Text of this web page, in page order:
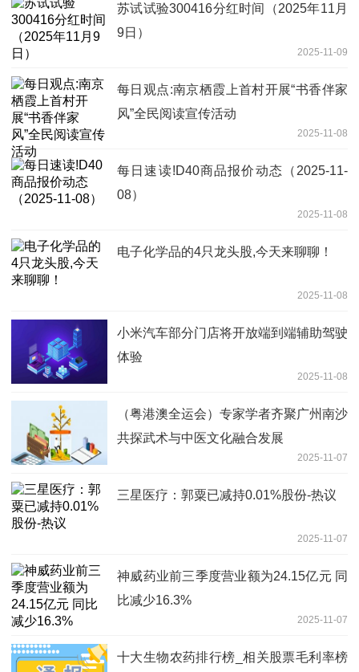
苏试试验300416分红时间（2025年11月
9日）
2025-11-09
每日观点:南京栖霞上首村开展“书香伴家
风”全民阅读宣传活动
2025-11-08
每日速读!D40商品报价动态（2025-11-
08）
2025-11-08
电子化学品的4只龙头股,今天来聊聊！
2025-11-08
小米汽车部分门店将开放端到端辅助驾驶
体验
2025-11-08
（粤港澳全运会）专家学者齐聚广州南沙
共探武术与中医文化融合发展
2025-11-07
三星医疗：郭粟已减持0.01%股份-热议
2025-11-07
神威药业前三季度营业额为24.15亿元 同
比减少16.3%
2025-11-07
十大生物农药排行榜_相关股票毛利率榜